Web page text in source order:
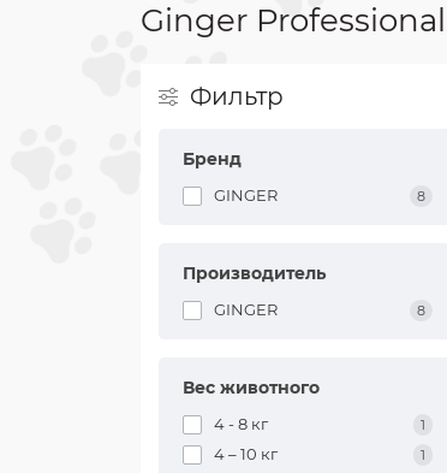
Ginger Professional
Фильтр
Бренд
GINGER 8
Производитель
GINGER 8
Вес животного
4 - 8 кг 1
4 – 10 кг 1